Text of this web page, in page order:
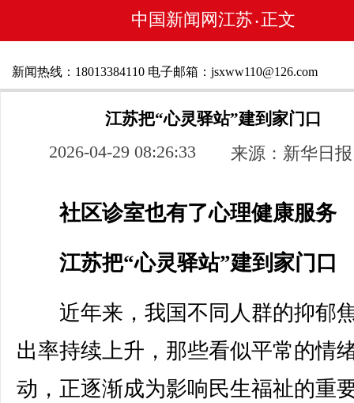
中国新闻网江苏 • 正文
新闻热线：18013384110 电子邮箱：jsxww110@126.com
江苏把“心灵驿站”建到家门口
2026-04-29 08:26:33 来源：新华日报
社区诊室也有了心理健康服务
江苏把“心灵驿站”建到家门口
近年来，我国不同人群的抑郁
出率持续上升，那些看似平常的情
动，正逐渐成为影响民生福祉的重